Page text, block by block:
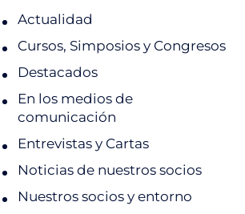
Actualidad
Cursos, Simposios y Congresos
Destacados
En los medios de
comunicación
Entrevistas y Cartas
Noticias de nuestros socios
Nuestros socios y entorno